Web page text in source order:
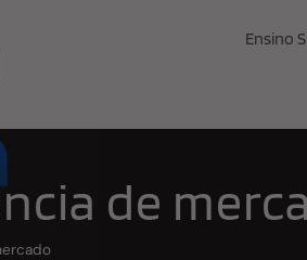
Ensino
de